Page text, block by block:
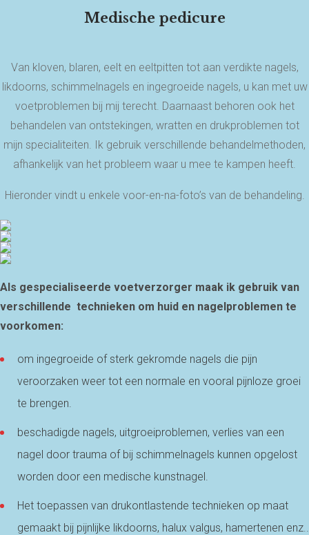
Medische pedicure
Van kloven, blaren, eelt en eeltpitten tot aan verdikte nagels,
likdoorns, schimmelnagels en ingegroeide nagels, u kan met uw
voetproblemen bij mij terecht. Daarnaast behoren ook het
behandelen van ontstekingen, wratten en drukproblemen tot
mijn specialiteiten. Ik gebruik verschillende behandelmethoden,
afhankelijk van het probleem waar u mee te kampen heeft.
Hieronder vindt u enkele voor-en-na-foto’s van de behandeling.
Als gespecialiseerde voetverzorger maak ik gebruik van
verschillende technieken om huid en nagelproblemen te
voorkomen:
om ingegroeide of sterk gekromde nagels die pijn
veroorzaken weer tot een normale en vooral pijnloze groei
te brengen.
beschadigde nagels, uitgroeiproblemen, verlies van een
nagel door trauma of bij schimmelnagels kunnen opgelost
worden door een medische kunstnagel.
Het toepassen van drukontlastende technieken op maat
gemaakt bij pijnlijke likdoorns, halux valgus, hamertenen enz..